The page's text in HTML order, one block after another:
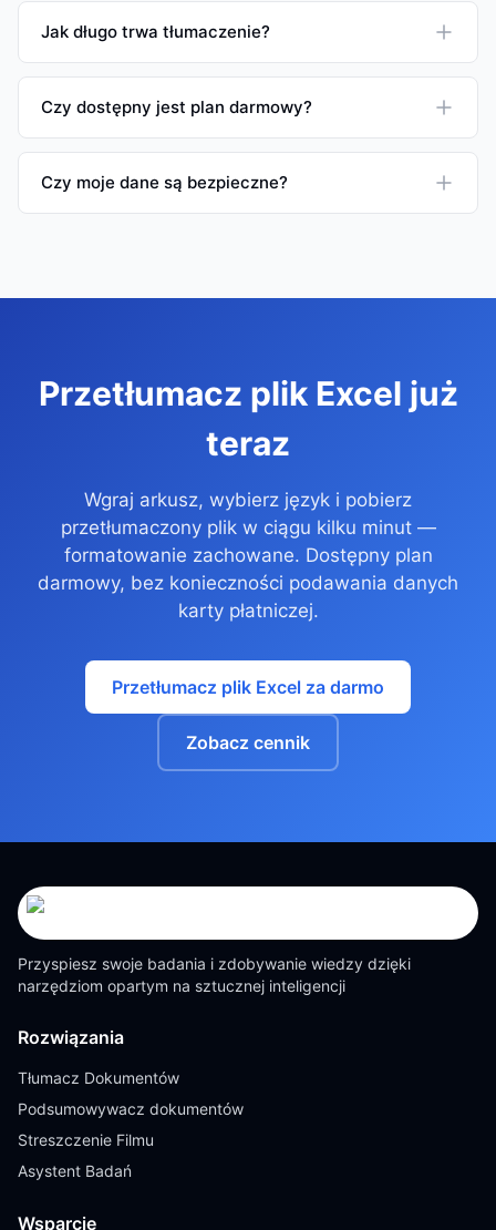
Jak długo trwa tłumaczenie?
Czy dostępny jest plan darmowy?
Czy moje dane są bezpieczne?
Przetłumacz plik Excel już
teraz
Wgraj arkusz, wybierz język i pobierz
przetłumaczony plik w ciągu kilku minut —
formatowanie zachowane. Dostępny plan
darmowy, bez konieczności podawania danych
karty płatniczej.
Przetłumacz plik Excel za darmo
Zobacz cennik
Przyspiesz swoje badania i zdobywanie wiedzy dzięki
narzędziom opartym na sztucznej inteligencji
Rozwiązania
Tłumacz Dokumentów
Podsumowywacz dokumentów
Streszczenie Filmu
Asystent Badań
Wsparcie